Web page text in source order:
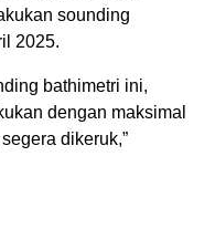
sounding
2025.
bathimetri ini,
dengan maksimal
dikeruk,”